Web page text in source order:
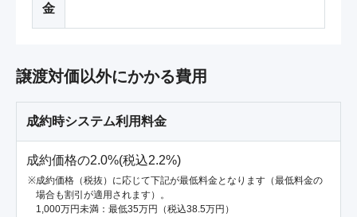
金
譲渡対価以外にかかる費用
成約時システム利用料金
成約価格の2.0%(税込2.2%)
成約価格（税抜）に応じて下記が最低料金となります（最低料金の
場合も割引が適用されます）。
1,000万円未満：最低35万円（税込38.5万円）